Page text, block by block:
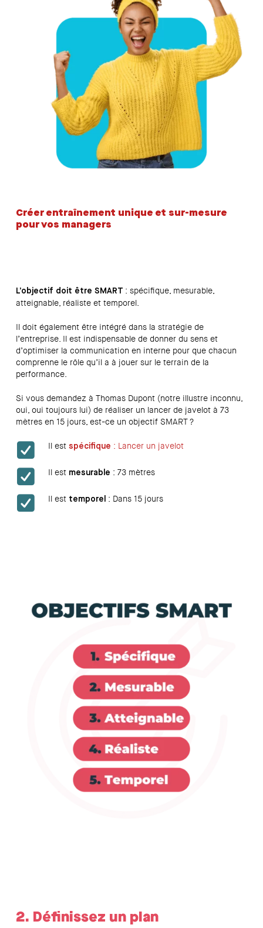
Créer entraînement unique et sur-mesure
pour vos managers
L’objectif doit être SMART : spécifique, mesurable,
atteignable, réaliste et temporel.
Il doit également être intégré dans la stratégie de
l’entreprise. Il est indispensable de donner du sens et
d’optimiser la communication en interne pour que chacun
comprenne le rôle qu’il a à jouer sur le terrain de la
performance.
Si vous demandez à Thomas Dupont (notre illustre inconnu,
oui, oui toujours lui) de réaliser un lancer de javelot à 73
mètres en 15 jours, est-ce un objectif SMART ?
Il est spécifique : Lancer un javelot
Il est mesurable : 73 mètres
Il est temporel : Dans 15 jours
2. Définissez un plan